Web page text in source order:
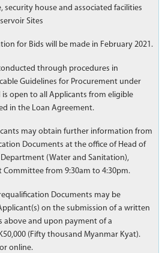
security house and associated facilities
Sites
for Bids will be made in February 2021.
through procedures in
Guidelines for Procurement under
is open to all Applicants from eligible
in the Loan Agreement.
may obtain further information from
Documents at the office of Head of
(Water and Sanitation),
Committee from 9:30am to 4:30pm.
Documents may be
on the submission of a written
above and upon payment of a
(Fifty thousand Myanmar Kyat).
online.